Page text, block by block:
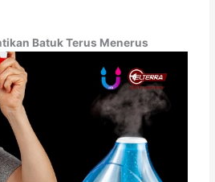
Batuk Terus Menerus